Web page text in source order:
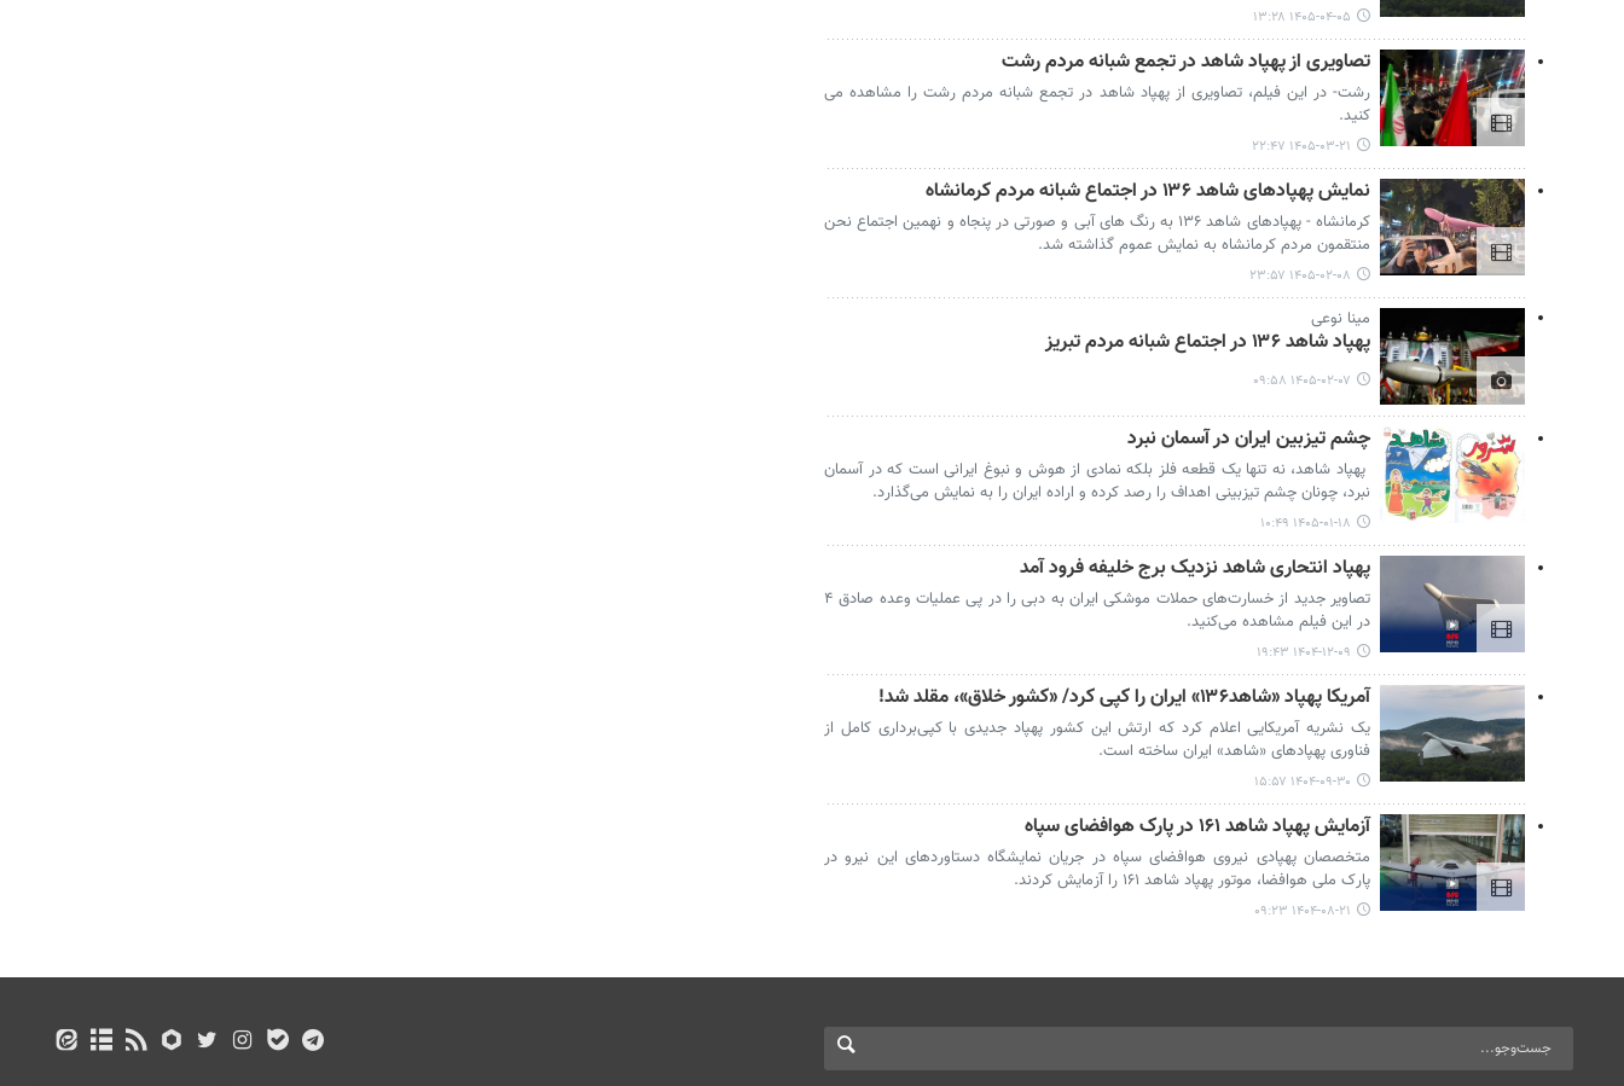
۱۴۰۵-۰۴-۰۵ ۱۳:۲۸
تصاویری از پهپاد شاهد در تجمع شبانه مردم رشت
رشت- در این فیلم، تصاویری از پهپاد شاهد در تجمع شبانه مردم رشت را مشاهده می
کنید.
۱۴۰۵-۰۳-۲۱ ۲۲:۴۷
نمایش پهپادهای شاهد ۱۳۶ در اجتماع شبانه مردم کرمانشاه
کرمانشاه - پهپادهای شاهد ۱۳۶ به رنگ های آبی و صورتی در پنجاه و نهمین اجتماع نحن
منتقمون مردم کرمانشاه به نمایش عموم گذاشته شد.
۱۴۰۵-۰۲-۰۸ ۲۳:۵۷
مینا نوعی
پهپاد شاهد ۱۳۶ در اجتماع شبانه مردم تبریز
۱۴۰۵-۰۲-۰۷ ۰۹:۵۸
چشم تیزبین ایران در آسمان نبرد
پهپاد شاهد، نه تنها یک قطعه فلز بلکه نمادی از هوش و نبوغ ایرانی است که در آسمان
نبرد، چونان چشم تیزبینی اهداف را رصد کرده و اراده ایران را به نمایش می‌گذارد.
۱۴۰۵-۰۱-۱۸ ۱۰:۴۹
پهپاد انتحاری شاهد نزدیک برج خلیفه فرود آمد
تصاویر جدید از خسارت‌های حملات موشکی ایران به دبی را در پی عملیات وعده صادق ۴
در این فیلم مشاهده می‌کنید.
۱۴۰۴-۱۲-۰۹ ۱۹:۴۳
آمریکا پهپاد «شاهد۱۳۶» ایران را کپی کرد/ «کشور خلاق»، مقلد شد!
یک نشریه آمریکایی اعلام کرد که ارتش این کشور پهپاد جدیدی با کپی‌برداری کامل از
فناوری پهپادهای «شاهد» ایران ساخته است.
۱۴۰۴-۰۹-۳۰ ۱۵:۵۷
آزمایش پهپاد شاهد ۱۶۱ در پارک هوافضای سپاه
متخصصان پهپادی نیروی هوافضای سپاه در جریان نمایشگاه دستاوردهای این نیرو در
پارک ملی هوافضا، موتور پهپاد شاهد ۱۶۱ را آزمایش کردند.
۱۴۰۴-۰۸-۲۱ ۰۹:۲۳